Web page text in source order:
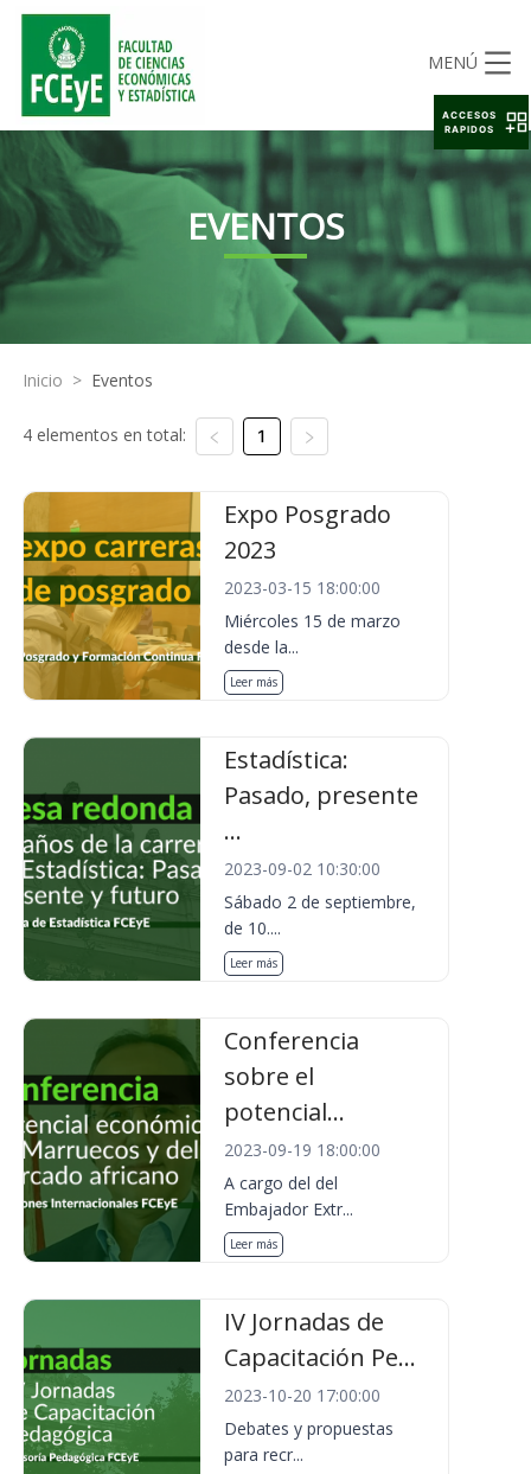
MENÚ
EVENTOS
Inicio > Eventos
4 elementos en total: 1
Expo Posgrado
2023
2023-03-15 18:00:00
Miércoles 15 de marzo
desde la...
Leer más
Estadística:
Pasado, presente
...
2023-09-02 10:30:00
Sábado 2 de septiembre,
de 10....
Leer más
Conferencia
sobre el
potencial...
2023-09-19 18:00:00
A cargo del del
Embajador Extr...
Leer más
IV Jornadas de
Capacitación Pe...
2023-10-20 17:00:00
Debates y propuestas
para recr...
ACCESOS
RAPIDOS